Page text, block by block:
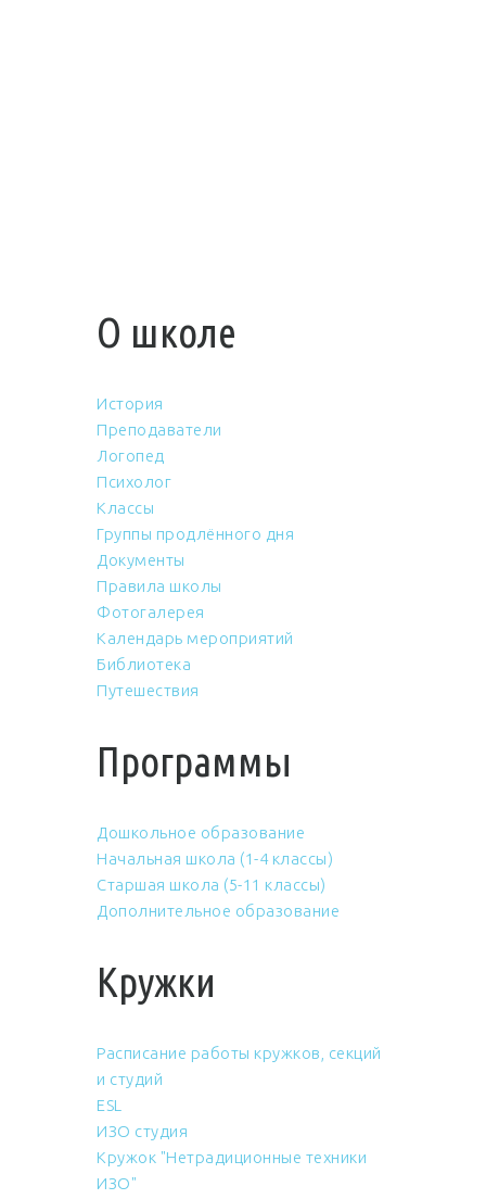
О школе
История
Преподаватели
Логопед
Психолог
Классы
Группы продлённого дня
Документы
Правила школы
Фотогалерея
Календарь мероприятий
Библиотека
Путешествия
Программы
Дошкольное образование
Начальная школа (1-4 классы)
Старшая школа (5-11 классы)
Дополнительное образование
Кружки
Расписание работы кружков, секций
и студий
ESL
ИЗО студия
Кружок "Нетрадиционные техники
ИЗО"